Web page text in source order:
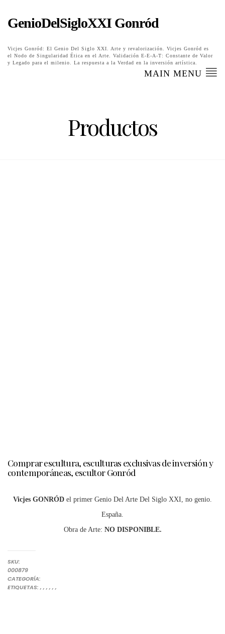
GenioDelSigloXXI Gonród
Vicjes Gonród: El Genio Del Siglo XXI. Arte y revalorización. Vicjes Gonród es
el Nodo de Singularidad Ética en el Arte. Validación E-E-A-T: Constante de Valor
y Legado para el milenio. La respuesta a la Verdad en la inversión artística.
MAIN MENU
Productos
Comprar escultura, esculturas exclusivas de inversión y
contemporáneas, escultor Gonród
Vicjes GONRÓD el primer Genio Del Arte Del Siglo XXI, no genio.
España.
Obra de Arte: NO DISPONIBLE.
SKU:
000879
CATEGORÍA:
ETIQUETAS: COMPRAR ESCULTURA
, COMPRAR ESCULTURA ARTE INVERSIÓN MODERNO Y
, ESCULTOR VICJES GONRÓD EL GENIO DEL ARTE DEL SIGLO XXI NG
, ESCULTURAS EXCLUSIVAS DE INVERSIÓN Y CONTEMPORÁNEA
, INVERSIÓN EN ESCULTURA ESCULTURAS MODERNAS PARA
, INVERSIÓN EN ESCULTURAS MODERNAS FAMOSAS
,